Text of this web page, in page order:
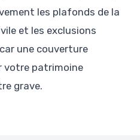
les plafonds de la
et les exclusions
une couverture
votre patrimoine
grave.